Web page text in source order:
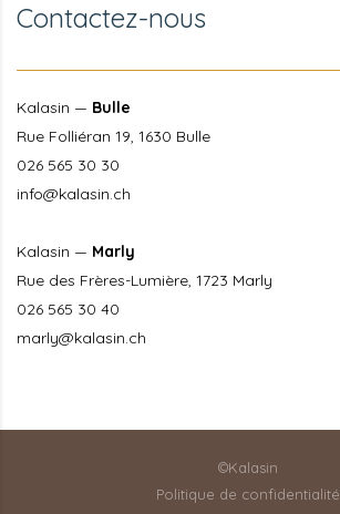
Contactez-nous
Kalasin — Bulle
Rue Folliéran 19, 1630 Bulle
026 565 30 30
info@kalasin.ch
Kalasin — Marly
Rue des Frères-Lumière, 1723 Marly
026 565 30 40
marly@kalasin.ch
©Kalasin
Politique de confidentialité